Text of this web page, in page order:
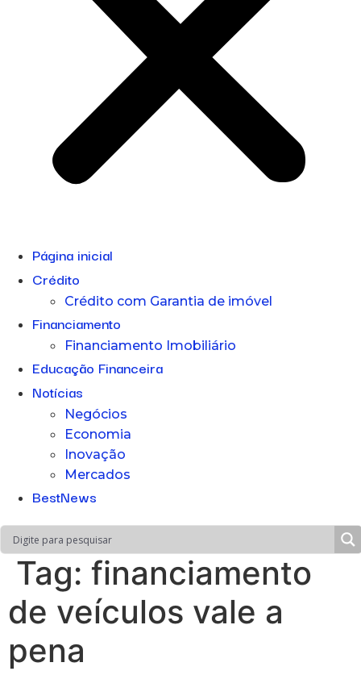
Página inicial
Crédito
Crédito com Garantia de imóvel
Financiamento
Financiamento Imobiliário
Educação Financeira
Notícias
Negócios
Economia
Inovação
Mercados
BestNews
Tag: financiamento
de veículos vale a
pena